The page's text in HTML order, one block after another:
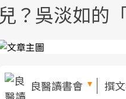
兒？吳淡如的
良醫讀書會 撰